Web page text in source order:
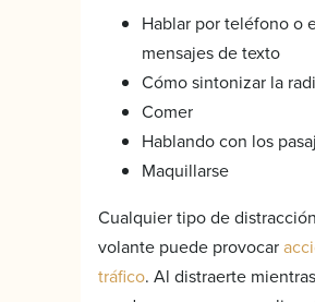
Hablar por teléfono o
mensajes de texto
Cómo sintonizar la
Comer
Hablando con los
Maquillarse
Cualquier tipo de
volante puede provocar
tráfico. Al distraerte mientras